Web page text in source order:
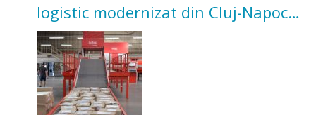
logistic modernizat din Cluj-Napoca.
Investiție de 3 milioane de euro